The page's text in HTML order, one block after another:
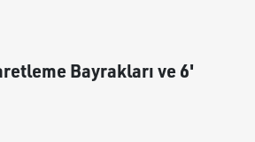
Bayrakları ve 6'